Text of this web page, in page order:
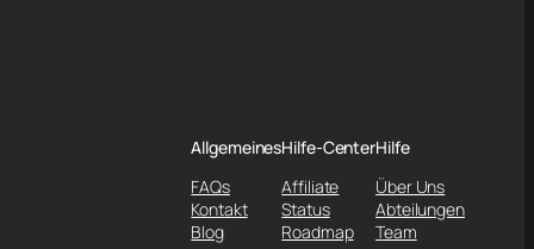
Allgemeines
FAQs
Kontakt
Blog
Hilfe-Center
Affiliate
Status
Roadmap
Hilfe
Über Uns
Abteilungen
Team